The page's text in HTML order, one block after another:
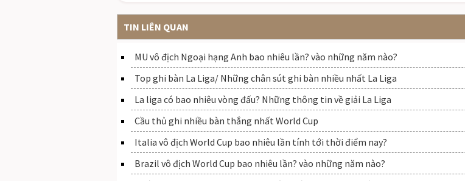
TIN LIÊN QUAN
MU vô địch Ngoại hạng Anh bao nhiêu lần? vào những năm nào?
Top ghi bàn La Liga/ Những chân sút ghi bàn nhiều nhất La Liga
La liga có bao nhiêu vòng đấu? Những thông tin về giải La Liga
Cầu thủ ghi nhiều bàn thắng nhất World Cup
Italia vô địch World Cup bao nhiêu lần tính tới thời điểm nay?
Brazil vô địch World Cup bao nhiêu lần? vào những năm nào?